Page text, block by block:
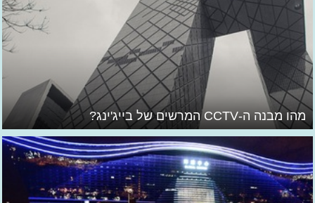
מהו מבנה ה-CCTV המרשים של בייג'ינג?